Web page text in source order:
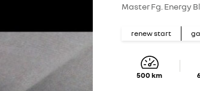
Master Fg. Energy
renew start
500 km